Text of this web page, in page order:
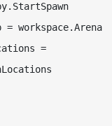
= workspace.Arena
=